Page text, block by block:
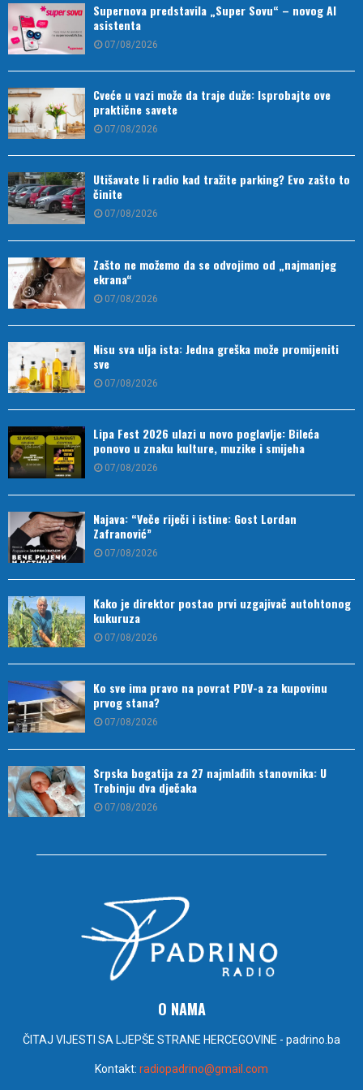
Supernova predstavila „Super Sovu“ – novog AI
asistenta
07/08/2026
Cveće u vazi može da traje duže: Isprobajte ove
praktične savete
07/08/2026
Utišavate li radio kad tražite parking? Evo zašto to
činite
07/08/2026
Zašto ne možemo da se odvojimo od „najmanjeg
ekrana“
07/08/2026
Nisu sva ulja ista: Jedna greška može promijeniti
sve
07/08/2026
Lipa Fest 2026 ulazi u novo poglavlje: Bileća
ponovo u znaku kulture, muzike i smijeha
07/08/2026
Najava: “Veče riječi i istine: Gost Lordan
Zafranović”
07/08/2026
Kako je direktor postao prvi uzgajivač autohtonog
kukuruza
07/08/2026
Ko sve ima pravo na povrat PDV-a za kupovinu
prvog stana?
07/08/2026
Srpska bogatija za 27 najmlađih stanovnika: U
Trebinju dva dječaka
07/08/2026
O NAMA
ČITAJ VIJESTI SA LJEPŠE STRANE HERCEGOVINE - padrino.ba
Kontakt: radiopadrino@gmail.com